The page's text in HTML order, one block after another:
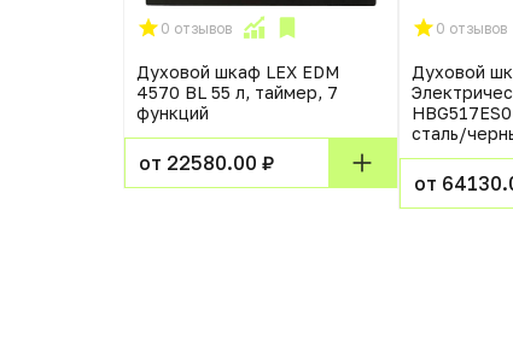
0 отзывов
Духовой шкаф LEX EDM
4570 BL 55 л, таймер, 7
функций
от 22580.00 ₽
0 отзывов
Духовой
сталь/
от